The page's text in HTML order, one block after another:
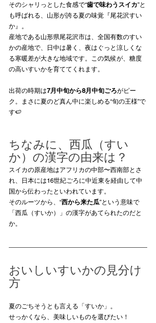
そのシャリっとした食感で“歯で味わうスイカ”と
も呼ばれる、山形が誇る夏の味覚『尾花沢すい
か』。
産地である山形県尾花沢市は、全国有数のすい
かの産地で、日中は暑く、夜はぐっと涼しくな
る寒暖差が大きな地域です。この気候が、糖度
の高いすいかを育ててくれます。
出荷の時期は7月中旬から8月中旬ごろがピー
ク。まさに夏のど真ん中に楽しめる“旬の王様”で
す🍉
ちなみに、西瓜（すい
か）の漢字の由来は？
スイカの原産地はアフリカの中部〜西南部とさ
れ、日本には16世紀ごろに中近東を経由して中
国から伝わったといわれています。
そのルーツから、“西から来た瓜”という意味で
「西瓜（すいか）」の漢字があてられたのだと
か。
おいしいすいかの見分け
方
夏のごちそうとも言える「すいか」。
せっかくなら、美味しいものを選びたい！